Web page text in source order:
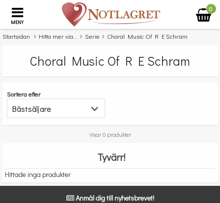
MENY
0
Startsidan Hitta mer via... Serie Choral Music Of R E Schram
Choral Music Of R E Schram
Sortera efter
Visar 0 produkter
Tyvärr!
Hittade inga produkter
Anmäl dig till nyhetsbrevet!